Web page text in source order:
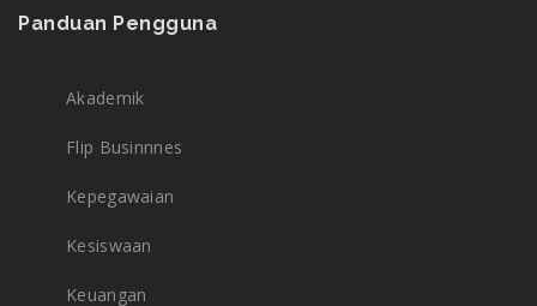
Panduan Pengguna
Akademik
Flip Businnnes
Kepegawaian
Kesiswaan
Keuangan